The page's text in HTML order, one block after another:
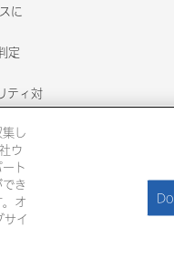
に
定
ティ対
わせ
録されているものではありません
大塚倉庫
し
ウ
ト
き
オ
イ